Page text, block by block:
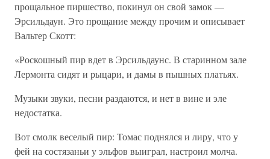
прощальное пиршество, покинул он свой замок —
Эрсильдаун. Это прощание между прочим и описывает
Вальтер Скотт:
«Роскошный пир вдет в Эрсильдаунс. В старинном зале
Лермонта сидят и рыцари, и дамы в пышных платьях.
Музыки звуки, песни раздаются, и нет в вине и эле
недостатка.
Вот смолк веселый пир: Томас поднялся и лиру, что у
фей на состязаньи у эльфов выиграл, настроил молча.